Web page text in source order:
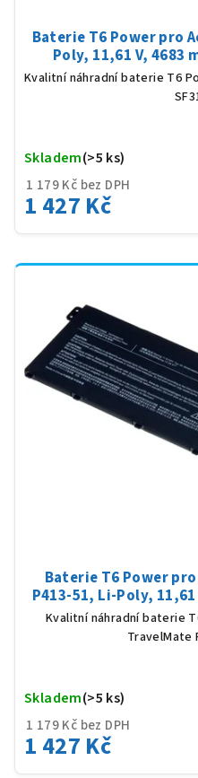
Baterie T6 Power pro
Poly, 11,61 V, 4683
Kvalitní náhradní baterie T6
1 179 Kč bez DPH
1 427 Kč
Skladem(>5 ks)
Baterie T6 Power
P413-51, Li-Poly,
Kvalitní náhradní baterie
TravelMate
1 179 Kč bez DPH
1 427 Kč
Skladem(>5 ks)